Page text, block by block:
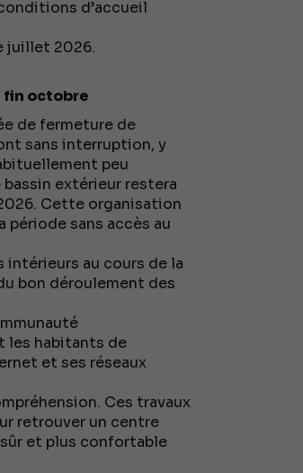
d’accueil
juillet 2026.
fin octobre
de fermeture de
sans interruption, y
peu
extérieur restera
Cette organisation
sans accès au
intérieurs au cours de la
bon déroulement des
les habitants de
et ses réseaux
Ces travaux
retrouver un centre
et plus confortable